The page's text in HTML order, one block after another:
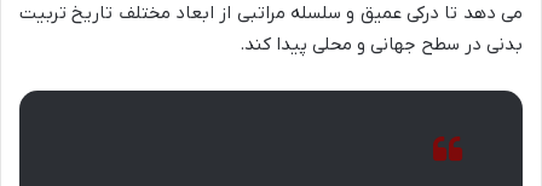
می دهد تا درکی عمیق و سلسله مراتبی از ابعاد مختلف تاریخ تربیت
بدنی در سطح جهانی و محلی پیدا کند.